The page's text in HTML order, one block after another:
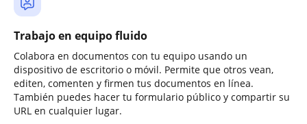
Trabajo en equipo fluido
Colabora en documentos con tu equipo usando un
dispositivo de escritorio o móvil. Permite que otros vean,
editen, comenten y firmen tus documentos en línea.
También puedes hacer tu formulario público y compartir su
URL en cualquier lugar.